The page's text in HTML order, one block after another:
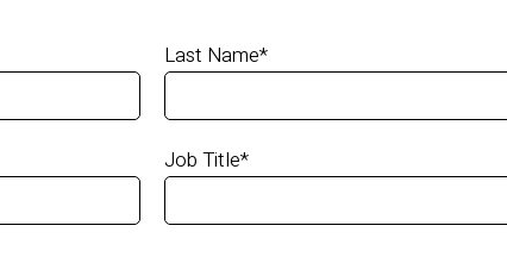
Last Name*
Job Title*